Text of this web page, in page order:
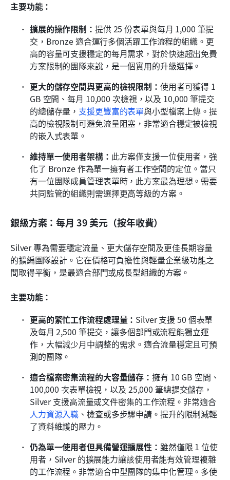
主要功能：
擴展的操作限制： 提供 25 份表單與每月 1,000 筆提
交，Bronze 適合運行多個活躍工作流程的組織。更
高的容量可支援穩定的每月需求，對於快速超出免費
方案限制的團隊來說，是一個實用的升級選擇。
更大的儲存空間與更高的檢視限制： 使用者可獲得 1
GB 空間、每月 10,000 次檢視，以及 10,000 筆提交
的總儲存量， 支援更豐富的表單與小型檔案上傳。提
高的檢視限制可避免流量阻塞，非常適合穩定被檢視
的嵌入式表單。
維持單一使用者架構： 此方案僅支援一位使用者，強
化了 Bronze 作為單一擁有者工作空間的定位。當只
有一位團隊成員管理表單時，此方案最為理想。需要
共同監管的組織則需選擇更高等級的方案。
銀級方案：每月 39 美元（按年收費）
Silver 專為需要穩定流量、更大儲存空間及更佳長期容量
的擴編團隊設計。它在價格可負擔性與輕量企業級功能之
間取得平衡，是最適合部門或成長型組織的方案。
主要功能：
更高的繁忙工作流程處理量： Silver 支援 50 個表單
及每月 2,500 筆提交，讓多個部門或流程能獨立運
作，大幅減少月中調整的需求。適合流量穩定且可預
測的團隊。
適合檔案密集流程的大容量儲存：擁有 10 GB 空間、
100,000 次表單檢視，以及 25,000 筆總提交儲存，
Silver 支援高流量或文件密集的工作流程。非常適合
人力資源入職 、檢查或多步驟申請。提升的限制減輕
了資料維護的壓力。
仍為單一使用者但具備營運擴展性： 雖然僅限 1 位使
用者，Silver 的擴展能力讓該使用者能有效管理複雜
的工作流程。非常適合中型團隊的集中化管理。多使